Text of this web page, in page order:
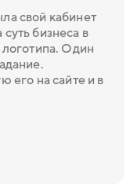
свой кабинет
бизнеса в
логотипа. Один
его на сайте и в